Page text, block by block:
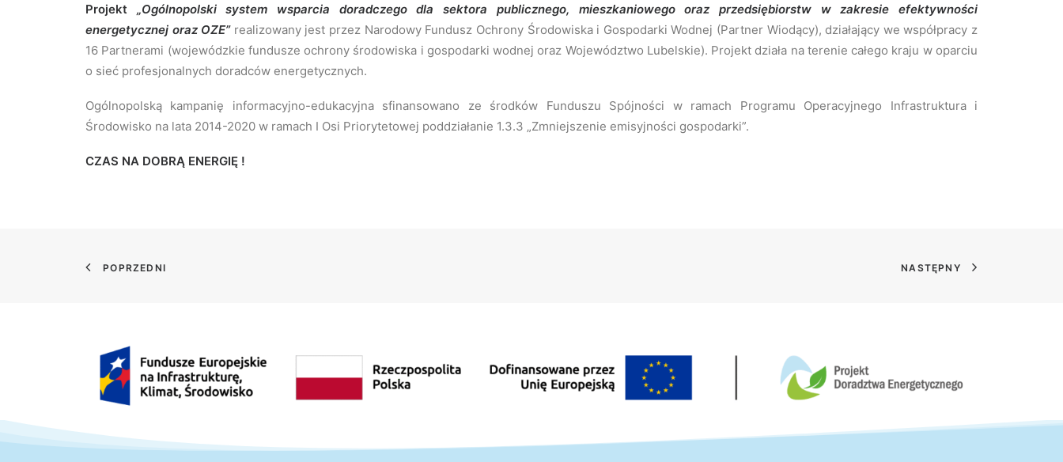
Projekt „Ogólnopolski system wsparcia doradczego dla sektora publicznego, mieszkaniowego oraz przedsiębiorstw w zakresie efektywności
energetycznej oraz OZE”realizowany jest przez Narodowy Fundusz Ochrony Środowiska i Gospodarki Wodnej (Partner Wiodący), działający we współpracy z
16 Partnerami (wojewódzkie fundusze ochrony środowiska i gospodarki wodnej oraz Województwo Lubelskie). Projekt działa na terenie całego kraju w oparciu
o sieć profesjonalnych doradców energetycznych.
Ogólnopolską kampanię informacyjno-edukacyjna sfinansowano ze środków Funduszu Spójności w ramach Programu Operacyjnego Infrastruktura i
Środowisko na lata 2014-2020 w ramach I Osi Priorytetowej poddziałanie 1.3.3 „Zmniejszenie emisyjności gospodarki”.
CZAS NA DOBRĄ ENERGIĘ !
POPRZEDNI NASTĘPNY